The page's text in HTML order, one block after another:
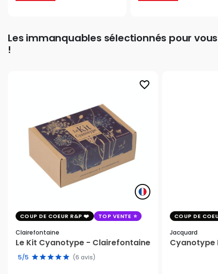
Les immanquables sélectionnés pour vous
!
favorite_border
COUP DE COEUR R&P TOP VENTE
Clairefontaine
Le Kit Cyanotype - Clairefontaine
5/5 (6 avis)
COUP DE
Jacquard
Cyanotype